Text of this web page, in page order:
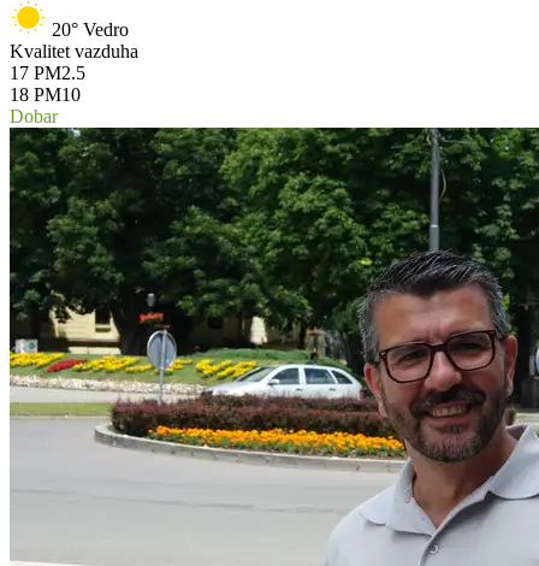
20° Vedro
Kvalitet vazduha
17 PM2.5
18 PM10
Dobar